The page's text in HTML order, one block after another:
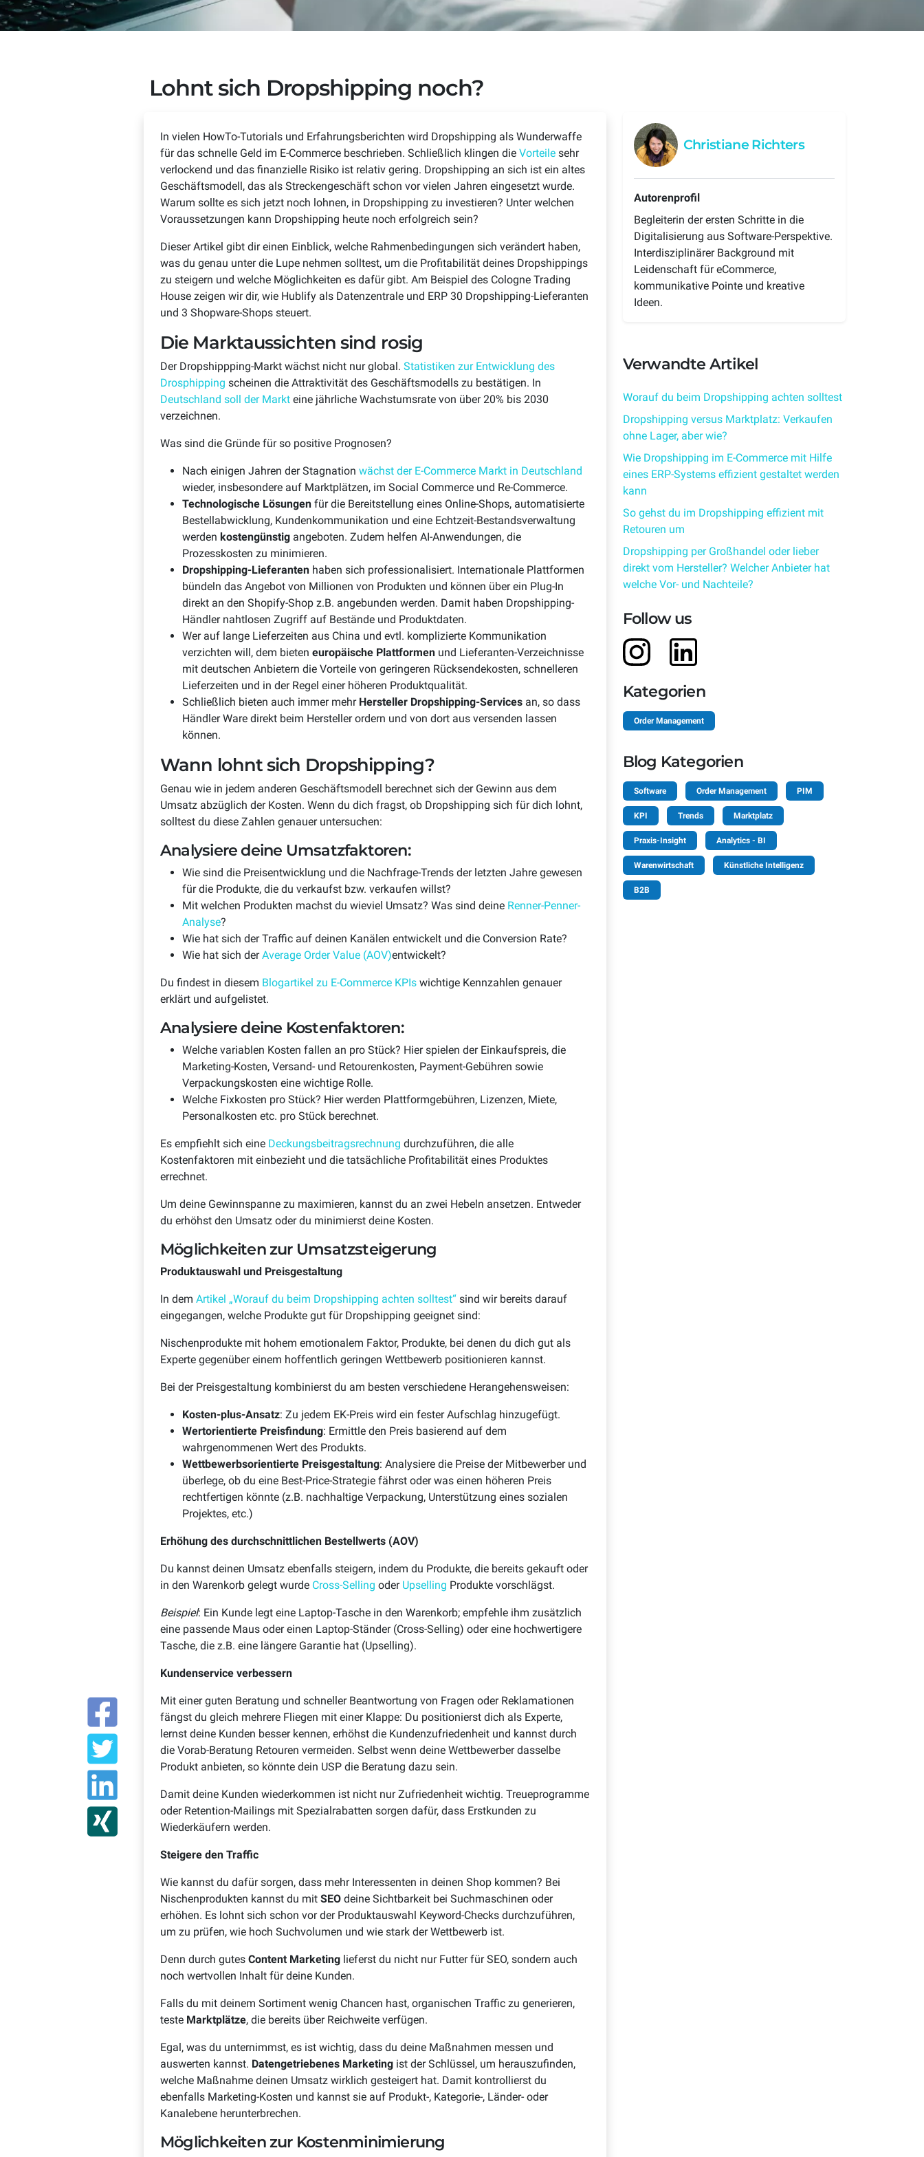
Schnittstellen API first
Priorität gelebt
Headless Commerce
zu können
AI-Automation
Komplexen B2C Handel einfach
D2C
Direktvertrieb (D2C) im eCommerce
B2B
Komplexe B2B-Prozesse digitalisieren
Abo Commerce Dropshipping
Prozessbrüche
Lohnt sich Dropshipping noch?
In vielen HowTo-Tutorials und Erfahrungsberichten wird Dropshipping als Wunderwaffe
für das schnelle Geld im E-Commerce beschrieben. Schließlich klingen die Vorteile sehr
verlockend und das finanzielle Risiko ist relativ gering. Dropshipping an sich ist ein altes
Geschäftsmodell, das als Streckengeschäft schon vor vielen Jahren eingesetzt wurde.
Warum sollte es sich jetzt noch lohnen, in Dropshipping zu investieren? Unter welchen
Voraussetzungen kann Dropshipping heute noch erfolgreich sein?
Dieser Artikel gibt dir einen Einblick, welche Rahmenbedingungen sich verändert haben,
was du genau unter die Lupe nehmen solltest, um die Profitabilität deines Dropshippings
zu steigern und welche Möglichkeiten es dafür gibt. Am Beispiel des Cologne Trading
House zeigen wir dir, wie Hublify als Datenzentrale und ERP 30 Dropshipping-Lieferanten
und 3 Shopware-Shops steuert.
Die Marktaussichten sind rosig
Der Dropshippping-Markt wächst nicht nur global. Statistiken zur Entwicklung des
Drosphipping scheinen die Attraktivität des Geschäftsmodells zu bestätigen. In
Deutschland soll der Markt eine jährliche Wachstumsrate von über 20% bis 2030
verzeichnen.
Was sind die Gründe für so positive Prognosen?
Nach einigen Jahren der Stagnation wächst der E-Commerce Markt in Deutschland
wieder, insbesondere auf Marktplätzen, im Social Commerce und Re-Commerce.
Technologische Lösungen für die Bereitstellung eines Online-Shops, automatisierte
Bestellabwicklung, Kundenkommunikation und eine Echtzeit-Bestandsverwaltung
werden kostengünstig angeboten. Zudem helfen AI-Anwendungen, die
Prozesskosten zu minimieren.
Dropshipping-Lieferanten haben sich professionalisiert. Internationale Plattformen
bündeln das Angebot von Millionen von Produkten und können über ein Plug-In
direkt an den Shopify-Shop z.B. angebunden werden. Damit haben Dropshipping-
Händler nahtlosen Zugriff auf Bestände und Produktdaten.
Wer auf lange Lieferzeiten aus China und evtl. komplizierte Kommunikation
verzichten will, dem bieten europäische Plattformen und Lieferanten-Verzeichnisse
mit deutschen Anbietern die Vorteile von geringeren Rücksendekosten, schnelleren
Lieferzeiten und in der Regel einer höheren Produktqualität.
Schließlich bieten auch immer mehr Hersteller Dropshipping-Services an, so dass
Händler Ware direkt beim Hersteller ordern und von dort aus versenden lassen
können.
Wann lohnt sich Dropshipping?
Genau wie in jedem anderen Geschäftsmodell berechnet sich der Gewinn aus dem
Umsatz abzüglich der Kosten. Wenn du dich fragst, ob Dropshipping sich für dich lohnt,
solltest du diese Zahlen genauer untersuchen:
Analysiere deine Umsatzfaktoren:
Wie sind die Preisentwicklung und die Nachfrage-Trends der letzten Jahre gewesen
für die Produkte, die du verkaufst bzw. verkaufen willst?
Mit welchen Produkten machst du wieviel Umsatz? Was sind deine Renner-Penner-
Analyse?
Wie hat sich der Traffic auf deinen Kanälen entwickelt und die Conversion Rate?
Wie hat sich derAverage Order Value (AOV)entwickelt?
Du findest in diesem Blogartikel zu E-Commerce KPIs wichtige Kennzahlen genauer
erklärt und aufgelistet.
Analysiere deine Kostenfaktoren:
Welche variablen Kosten fallen an pro Stück? Hier spielen der Einkaufspreis, die
Marketing-Kosten, Versand- und Retourenkosten, Payment-Gebühren sowie
Verpackungskosten eine wichtige Rolle.
Welche Fixkosten pro Stück? Hier werden Plattformgebühren, Lizenzen, Miete,
Personalkosten etc. pro Stück berechnet.
Es empfiehlt sich eine Deckungsbeitragsrechnung durchzuführen, die alle
Kostenfaktoren mit einbezieht und die tatsächliche Profitabilität eines Produktes
errechnet.
Um deine Gewinnspanne zu maximieren, kannst du an zwei Hebeln ansetzen. Entweder
du erhöhst den Umsatz oder du minimierst deine Kosten.
Möglichkeiten zur Umsatzsteigerung
Produktauswahl und Preisgestaltung
In dem Artikel „Worauf du beim Dropshipping achten solltest“ sind wir bereits darauf
eingegangen, welche Produkte gut für Dropshipping geeignet sind:
Nischenprodukte mit hohem emotionalem Faktor, Produkte, bei denen du dich gut als
Experte gegenüber einem hoffentlich geringen Wettbewerb positionieren kannst.
Bei der Preisgestaltung kombinierst du am besten verschiedene Herangehensweisen:
Kosten-plus-Ansatz: Zu jedem EK-Preis wird ein fester Aufschlag hinzugefügt.
Wertorientierte Preisfindung: Ermittle den Preis basierend auf dem
wahrgenommenen Wert des Produkts.
Wettbewerbsorientierte Preisgestaltung: Analysiere die Preise der Mitbewerber und
überlege, ob du eine Best-Price-Strategie fährst oder was einen höheren Preis
rechtfertigen könnte (z.B. nachhaltige Verpackung, Unterstützung eines sozialen
Projektes, etc.)
Erhöhung des durchschnittlichen Bestellwerts (AOV)
Du kannst deinen Umsatz ebenfalls steigern, indem du Produkte, die bereits gekauft oder
in den Warenkorb gelegt wurde Cross-Selling oder Upselling Produkte vorschlägst.
Beispiel: Ein Kunde legt eine Laptop-Tasche in den Warenkorb; empfehle ihm zusätzlich
eine passende Maus oder einen Laptop-Ständer (Cross-Selling) oder eine hochwertigere
Tasche, die z.B. eine längere Garantie hat (Upselling).
Kundenservice verbessern
Mit einer guten Beratung und schneller Beantwortung von Fragen oder Reklamationen
fängst du gleich mehrere Fliegen mit einer Klappe: Du positionierst dich als Experte,
lernst deine Kunden besser kennen, erhöhst die Kundenzufriedenheit und kannst durch
die Vorab-Beratung Retouren vermeiden. Selbst wenn deine Wettbewerber dasselbe
Produkt anbieten, so könnte dein USP die Beratung dazu sein.
Damit deine Kunden wiederkommen ist nicht nur Zufriedenheit wichtig. Treueprogramme
oder Retention-Mailings mit Spezialrabatten sorgen dafür, dass Erstkunden zu
Wiederkäufern werden.
Steigere den Traffic
Wie kannst du dafür sorgen, dass mehr Interessenten in deinen Shop kommen? Bei
Nischenprodukten kannst du mit SEO deine Sichtbarkeit bei Suchmaschinen oder
erhöhen. Es lohnt sich schon vor der Produktauswahl Keyword-Checks durchzuführen,
um zu prüfen, wie hoch Suchvolumen und wie stark der Wettbewerb ist.
Denn durch gutes Content Marketing lieferst du nicht nur Futter für SEO, sondern auch
noch wertvollen Inhalt für deine Kunden.
Falls du mit deinem Sortiment wenig Chancen hast, organischen Traffic zu generieren,
teste Marktplätze, die bereits über Reichweite verfügen.
Egal, was du unternimmst, es ist wichtig, dass du deine Maßnahmen messen und
auswerten kannst. Datengetriebenes Marketing ist der Schlüssel, um herauszufinden,
welche Maßnahme deinen Umsatz wirklich gesteigert hat. Damit kontrollierst du
ebenfalls Marketing-Kosten und kannst sie auf Produkt-, Kategorie-, Länder- oder
Kanalebene herunterbrechen.
Möglichkeiten zur Kostenminimierung
Christiane Richters
Autorenprofil
Begleiterin der ersten Schritte in die
Digitalisierung aus Software-Perspektive.
Interdisziplinärer Background mit
Leidenschaft für eCommerce,
kommunikative Pointe und kreative
Ideen.
Verwandte Artikel
Worauf du beim Dropshipping achten solltest
Dropshipping versus Marktplatz: Verkaufen
ohne Lager, aber wie?
Wie Dropshipping im E-Commerce mit Hilfe
eines ERP-Systems effizient gestaltet werden
kann
So gehst du im Dropshipping effizient mit
Retouren um
Dropshipping per Großhandel oder lieber
direkt vom Hersteller? Welcher Anbieter hat
welche Vor- und Nachteile?
Follow us
Kategorien
Order Management
Blog Kategorien
Software Order Management PIM
KPI Trends Marktplatz
Praxis-Insight Analytics - BI
Warenwirtschaft Künstliche Intelligenz
B2B